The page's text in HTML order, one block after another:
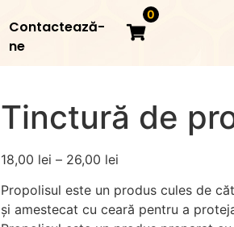
Contactează-
ne
0
Tinctură de
18,00 lei – 26,00 lei
Propolisul este un produs cules de
și amestecat cu ceară pentru a